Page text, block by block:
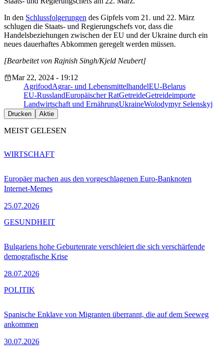
In den Schlussfolgerungen des Gipfels vom 21. und 22. März
schlugen die Staats- und Regierungschefs vor, dass die
Handelsbeziehungen zwischen der EU und der Ukraine durch ein
neues dauerhaftes Abkommen geregelt werden müssen.
[Bearbeitet von Rajnish Singh/Kjeld Neubert]
Mar 22, 2024 - 19:12
AgrifoodAgrar- und LebensmittelhandelEU-Belarus
EU-RusslandEuropäischer RatGetreideGetreideimporte
Landwirtschaft und ErnährungUkraineWolodymyr Selenskyj
Drucken Aktie
MEIST GELESEN
Europäer machen aus den vorgeschlagenen Euro-Banknoten
Internet-Memes
25.07.2026
WIRTSCHAFT
Bulgariens hohe Geburtenrate verschleiert die sich verschärfende
demografische Krise
28.07.2026
GESUNDHEIT
Spanische Enklave von Migranten überrannt, die auf dem Seeweg
ankommen
30.07.2026
POLITIK